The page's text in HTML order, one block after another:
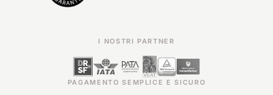
I NOSTRI PARTNER
PAGAMENTO SEMPLICE E SICURO